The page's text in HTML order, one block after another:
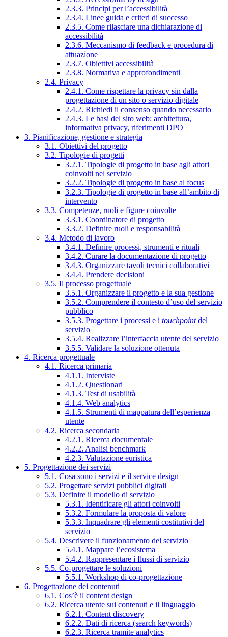
2.3.3. Principi per l’accessibilità
2.3.4. Linee guida e criteri di successo
2.3.5. Come rilasciare una dichiarazione di
accessibilità
2.3.6. Meccanismo di feedback e procedura di
attuazione
2.3.7. Obiettivi accessibilità
2.3.8. Normativa e approfondimenti
2.4. Privacy
2.4.1. Come rispettare la privacy sin dalla
progettazione di un sito o servizio digitale
2.4.2. Richiedi il consenso quando necessario
2.4.3. Le basi del sito web: architettura,
informativa privacy, riferimenti DPO
3. Pianificazione, gestione e strategia
3.1. Obiettivi del progetto
3.2. Tipologie di progetti
3.2.1. Tipologie di progetto in base agli attori
coinvolti nel servizio
3.2.2. Tipologie di progetto in base al focus
3.2.3. Tipologie di progetto in base all’ambito di
intervento
3.3. Competenze, ruoli e figure coinvolte
3.3.1. Coordinatore di progetto
3.3.2. Definire ruoli e responsabilità
3.4. Metodo di lavoro
3.4.1. Definire processi, strumenti e rituali
3.4.2. Curare la documentazione di progetto
3.4.3. Organizzare tavoli tecnici collaborativi
3.4.4. Prendere decisioni
3.5. Il processo progettuale
3.5.1. Organizzare il progetto e la sua gestione
3.5.2. Comprendere il contesto d’uso del servizio
pubblico
3.5.3. Progettare i processi e i touchpointdel
servizio
3.5.4. Realizzare l’interfaccia utente del servizio
3.5.5. Validare la soluzione ottenuta
4. Ricerca progettuale
4.1. Ricerca primaria
4.1.1. Interviste
4.1.2. Questionari
4.1.3. Test di usabilità
4.1.4. Web analytics
4.1.5. Strumenti di mappatura dell’esperienza
utente
4.2. Ricerca secondaria
4.2.1. Ricerca documentale
4.2.2. Analisi benchmark
4.2.3. Valutazione euristica
5. Progettazione dei servizi
5.1. Cosa sono i servizi e il service design
5.2. Progettare servizi pubblici digitali
5.3. Definire il modello di servizio
5.3.1. Identificare gli attori coinvolti
5.3.2. Formulare la proposta di valore
5.3.3. Inquadrare gli elementi costitutivi del
servizio
5.4. Descrivere il funzionamento del servizio
5.4.1. Mappare l’ecosistema
5.4.2. Rappresentare i flussi di servizio
5.5. Co-progettare le soluzioni
5.5.1. Workshop di co-progettazione
6. Progettazione dei contenuti
6.1. Cos’è il content design
6.2. Ricerca utente sui contenuti e il linguaggio
6.2.1. Content discovery
6.2.2. Dati di ricerca (search keywords)
6.2.3. Ricerca tramite analytics